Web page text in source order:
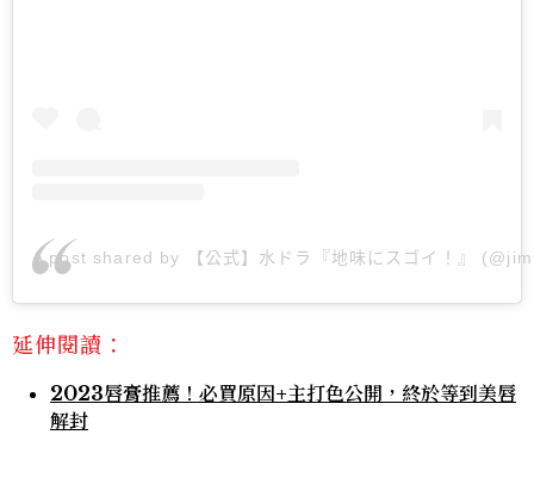
A post shared by 【公式】水ドラ『地味にスゴイ！』
延伸閱讀：
2023唇膏推薦！必買原因+主打色公開，終於等到美唇
解封